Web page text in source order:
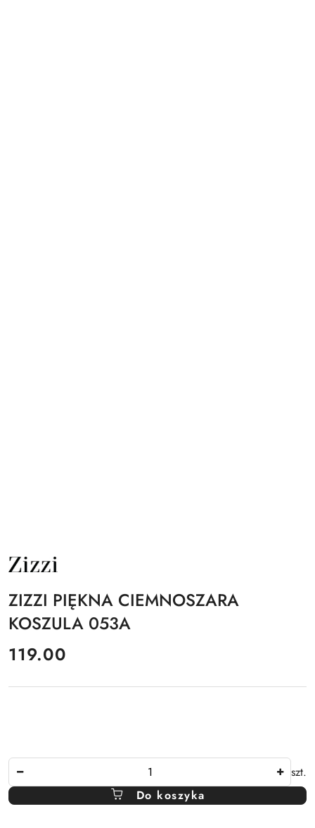
NAZWA
PRODUCENTA:
ZIZZI PIĘKNA CIEMNOSZARA
KOSZULA 053A
cena:
119.00
szt.
Do koszyka